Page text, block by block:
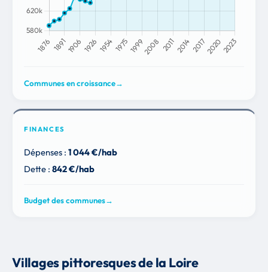
Communes en croissance→
FINANCES
Dépenses :1 044 €/hab
Dette :842 €/hab
Budget des communes→
Villages pittoresques de la Loire